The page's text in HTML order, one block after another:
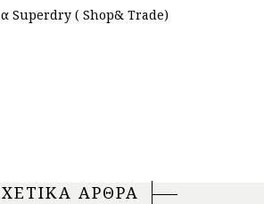
Superdry ( Shop& Trade)
ΑΡΘΡΑ